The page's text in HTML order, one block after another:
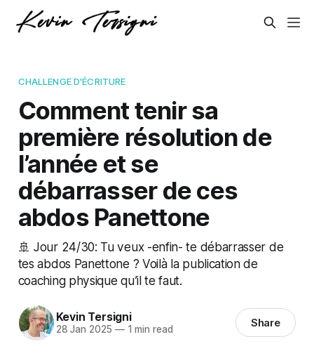
CHALLENGE D'ÉCRITURE
Comment tenir sa
première résolution de
l’année et se
débarrasser de ces
abdos Panettone
🚢 Jour 24/30: Tu veux -enfin- te débarrasser de
tes abdos Panettone ? Voilà la publication de
coaching physique qu’il te faut.
Kevin Tersigni
28 Jan 2025 —1 min read Share